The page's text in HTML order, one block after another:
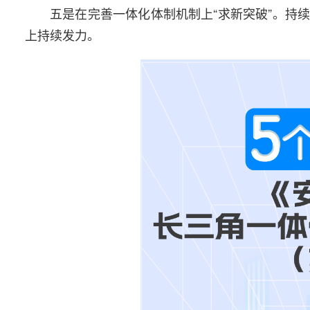
五是在完善一体化体制机制上“求新突破”。
上持续发力。